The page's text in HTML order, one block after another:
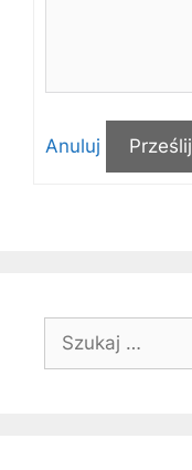
Anuluj Prześlij
Szukaj: